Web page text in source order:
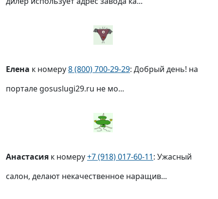
Елена к номеру8 (800) 700-29-29: Добрый день! на
портале gosuslugi29.ru не мо...
Анастасия к номеру+7 (918) 017-60-11: Ужасный
салон, делают некачественное наращив...